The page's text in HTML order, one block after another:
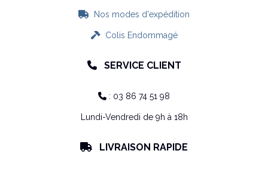
 Nos modes d'expédition
Colis Endommagé
 SERVICE CLIENT
 : 03 86 74 51 98
Lundi-Vendredi de 9h à 18h
 LIVRAISON RAPIDE